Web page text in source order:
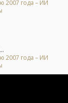
2007 года – ИИ
2007 года – ИИ